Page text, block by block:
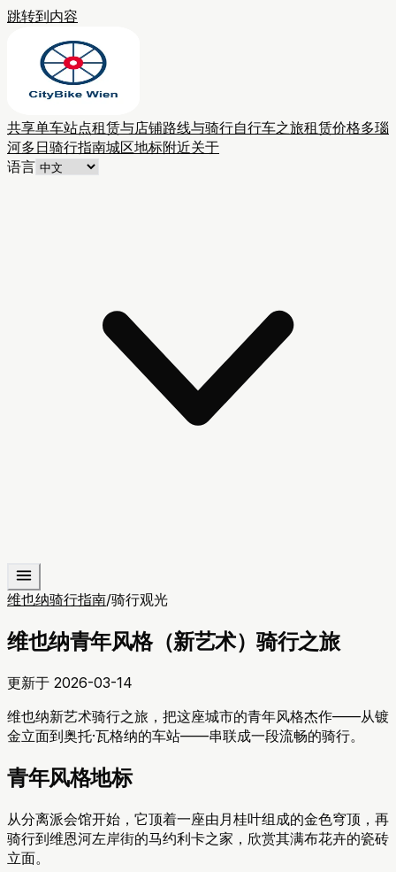
跳转到内容
共享单车站点租赁与店铺路线与骑行自行车之旅租赁价格多瑙
河多日骑行指南城区地标附近关于
语言
维也纳骑行指南/骑行观光
维也纳青年风格（新艺术）骑行之旅
更新于 2026-03-14
维也纳新艺术骑行之旅，把这座城市的青年风格杰作——从镀
金立面到奥托·瓦格纳的车站——串联成一段流畅的骑行。
青年风格地标
从分离派会馆开始，它顶着一座由月桂叶组成的金色穹顶，再
骑行到维恩河左岸街的马约利卡之家，欣赏其满布花卉的瓷砖
立面。